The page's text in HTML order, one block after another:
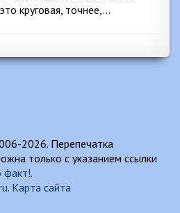
круговая, точнее,…
2026. Перепечатка
только с указанием ссылки
факт!.
. Карта сайта